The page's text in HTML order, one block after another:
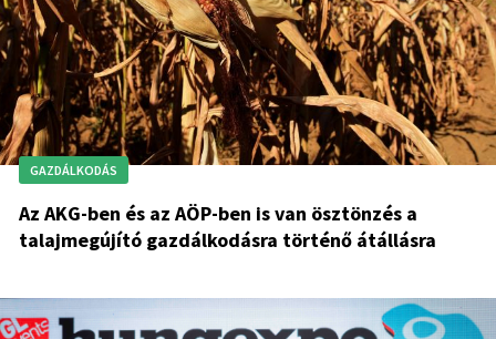
GAZDÁLKODÁS
Az AKG-ben és az AÖP-ben is van ösztönzés a
talajmegújító gazdálkodásra történő átállásra